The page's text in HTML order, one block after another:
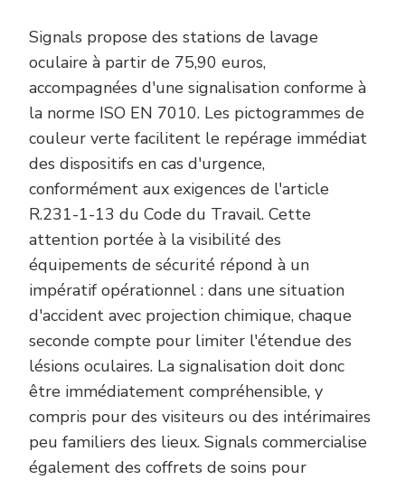
Signals propose des stations de lavage
oculaire à partir de 75,90 euros,
accompagnées d'une signalisation conforme à
la norme ISO EN 7010. Les pictogrammes de
couleur verte facilitent le repérage immédiat
des dispositifs en cas d'urgence,
conformément aux exigences de l'article
R.231-1-13 du Code du Travail. Cette
attention portée à la visibilité des
équipements de sécurité répond à un
impératif opérationnel : dans une situation
d'accident avec projection chimique, chaque
seconde compte pour limiter l'étendue des
lésions oculaires. La signalisation doit donc
être immédiatement compréhensible, y
compris pour des visiteurs ou des intérimaires
peu familiers des lieux. Signals commercialise
également des coffrets de soins pour